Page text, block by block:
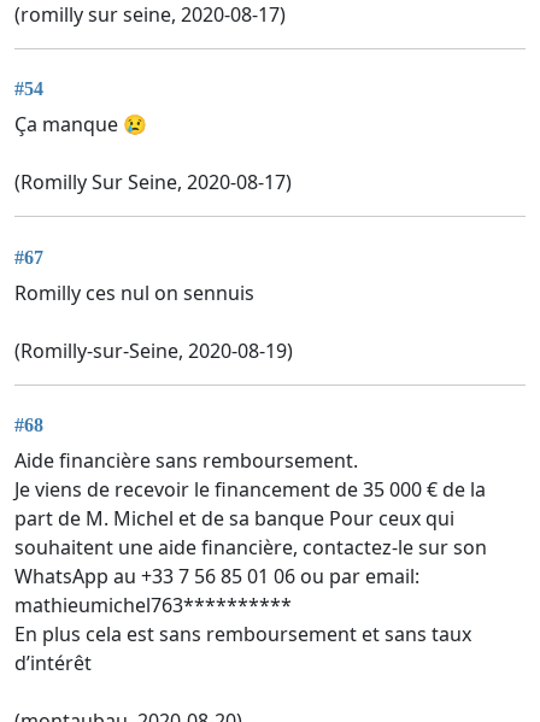
(romilly sur seine, 2020-08-17)
#54
Ça manque 😢
(Romilly Sur Seine, 2020-08-17)
#67
Romilly ces nul on sennuis
(Romilly-sur-Seine, 2020-08-19)
#68
Aide financière sans remboursement.
Je viens de recevoir le financement de 35 000 € de la
part de M. Michel et de sa banque Pour ceux qui
souhaitent une aide financière, contactez-le sur son
WhatsApp au +33 7 56 85 01 06 ou par email:
mathieumichel763**********
En plus cela est sans remboursement et sans taux
d’intérêt